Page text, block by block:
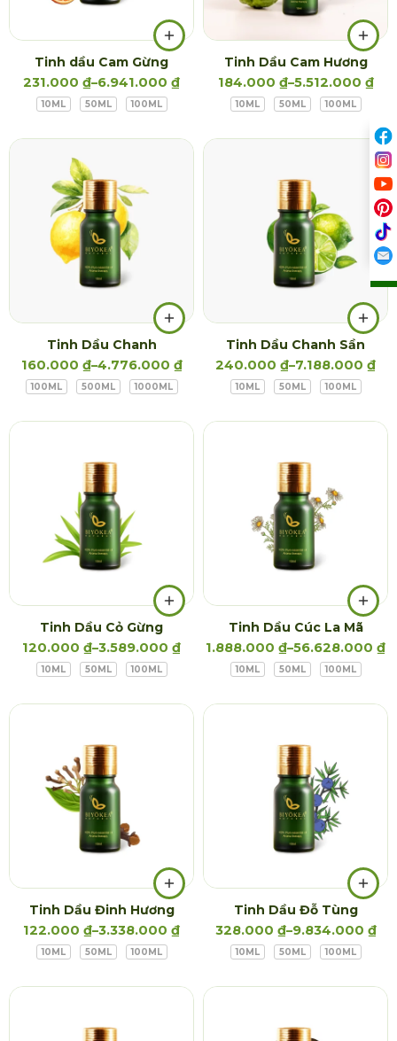
Tinh dầu Cam Gừng
231.000 ₫–6.941.000 ₫
10ML 50ML 100ML
Tinh Dầu Cam Hương
184.000 ₫–5.512.000 ₫
10ML 50ML 100ML
Tinh Dầu Chanh
160.000 ₫–4.776.000 ₫
100ML 500ML 1000ML
Tinh Dầu Chanh Sần
240.000 ₫–7.188.000 ₫
10ML 50ML 100ML
Tinh Dầu Cỏ Gừng
120.000 ₫–3.589.000 ₫
10ML 50ML 100ML
Tinh Dầu Cúc La Mã
1.888.000 ₫–56.628.000 ₫
10ML 50ML 100ML
Tinh Dầu Đinh Hương
122.000 ₫–3.338.000 ₫
10ML 50ML 100ML
Tinh Dầu Đỗ Tùng
328.000 ₫–9.834.000 ₫
10ML 50ML 100ML